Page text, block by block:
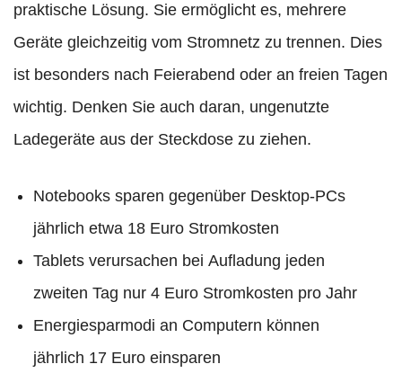
praktische Lösung. Sie ermöglicht es, mehrere
Geräte gleichzeitig vom Stromnetz zu trennen. Dies
ist besonders nach Feierabend oder an freien Tagen
wichtig. Denken Sie auch daran, ungenutzte
Ladegeräte aus der Steckdose zu ziehen.
Notebooks sparen gegenüber Desktop-PCs
jährlich etwa 18 Euro Stromkosten
Tablets verursachen bei Aufladung jeden
zweiten Tag nur 4 Euro Stromkosten pro Jahr
Energiesparmodi an Computern können
jährlich 17 Euro einsparen